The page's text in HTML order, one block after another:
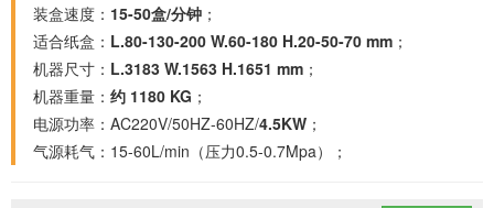
装盒速度： 15-50盒/分钟 ；
适合纸盒： L.80-130-200 W.60-180 H.20-50-70 mm ；
机器尺寸： L.3183 W.1563 H.1651 mm ；
机器重量： 约 1180 KG ；
电源功率：AC220V/50HZ-60HZ/4.5KW ；
气源耗气：15-60L/min（压力0.5-0.7Mpa）；